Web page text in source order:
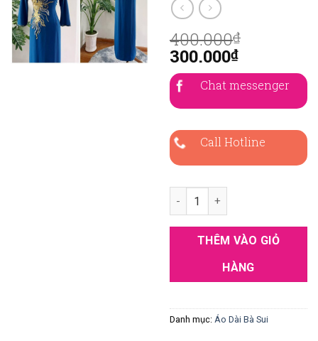
400.000₫
300.000₫
Chat messenger
Call Hotline
Áo dài bà sui xanh-XD 200 số
THÊM VÀO GIỎ
HÀNG
Danh mục: Áo Dài Bà Sui